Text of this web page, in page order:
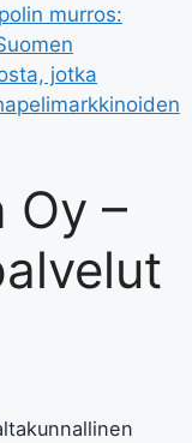
murros:
jotka
Oy –